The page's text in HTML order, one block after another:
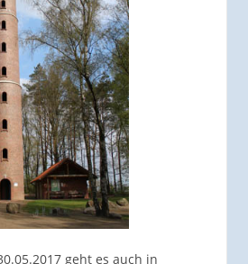
geht es auch in